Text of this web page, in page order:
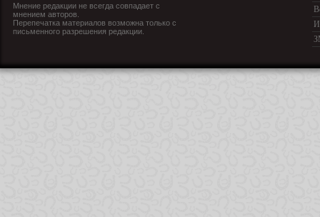
Мнение редакции не всегда совпадает с
мнением авторов.
Перепечатка материалов возможна только с
письменного разрешения редакции.